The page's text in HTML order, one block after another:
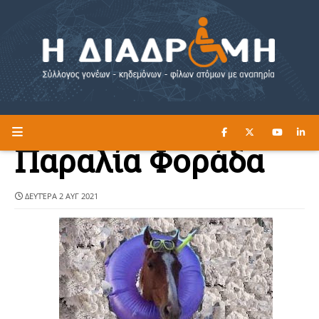
Η ΔΙΑΔΡΟΜΗ ΔΙΑΒΑΣΤΕ ΕΔΩ ►
Παραλία Φοράδα
ΔΕΥΤΈΡΑ 2 ΑΥΓ 2021